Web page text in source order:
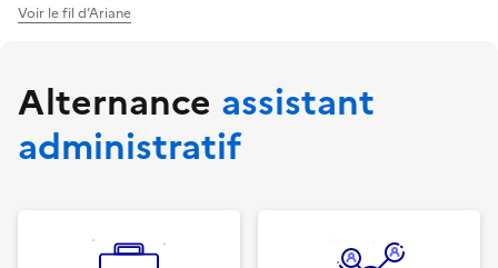
Voir le fil d’Ariane
Alternance assistant
administratif